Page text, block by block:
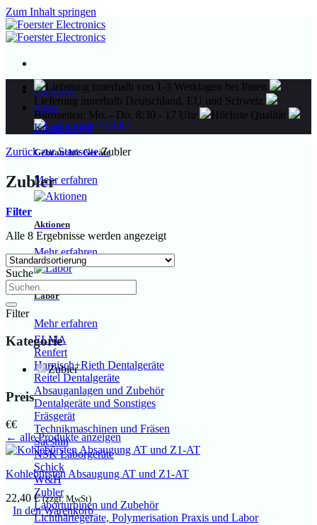
Zum Inhalt springen
Startseite
Shop
Gebrauchte Geräte
Mehr erfahren
Aktionen
Mehr erfahren
Labor
Mehr erfahren
ELMA
Renfert
Harnisch+Rieth Dentalgeräte
Reitel Dentalgeräte
Absauganlagen und Zubehör
Dentalgeräte und Sonstiges
Fräsgerät
Technikmaschinen und Fräsen
Saeshin
NSK Laborgeräte
Schick
W&H
Zubler
Laborturbinen und Zubehör
Lichthärtegeräte, Polymerisation Praxis und Labor
Lieferung innerhalb von 1-3 Werktagen bei Ihnen
Lieferung innerhalb Deutschland, EU und Schweiz
Bürozeiten: Mo. - Do. 8:30 - 17 Uhr
Höchste Qualität
Kundenlogin
Zurück zur StartseiteZubler
Zubler
Filter
Alle 8 Ergebnisse werden angezeigt
Suche
Filter
Kategorie
Zubler
Preis
€€
← alle Produkte anzeigen
Kohlebürsten Absaugung AT und Z1-AT
22,40 € (zzgl. MwSt)
In den Warenkorb